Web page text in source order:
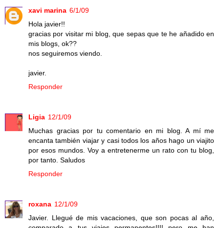
xavi marina 6/1/09
Hola javier!!
gracias por visitar mi blog, que sepas que te he añadido en
mis blogs, ok??
nos seguiremos viendo.
javier.
Responder
Ligia 12/1/09
Muchas gracias por tu comentario en mi blog. A mí me
encanta también viajar y casi todos los años hago un viajito
por esos mundos. Voy a entretenerme un rato con tu blog,
por tanto. Saludos
Responder
roxana 12/1/09
Javier. Llegué de mis vacaciones, que son pocas al año,